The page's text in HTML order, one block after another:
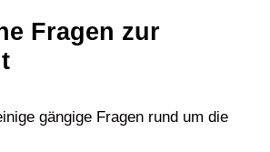
Fragen zur
gängige Fragen rund um die